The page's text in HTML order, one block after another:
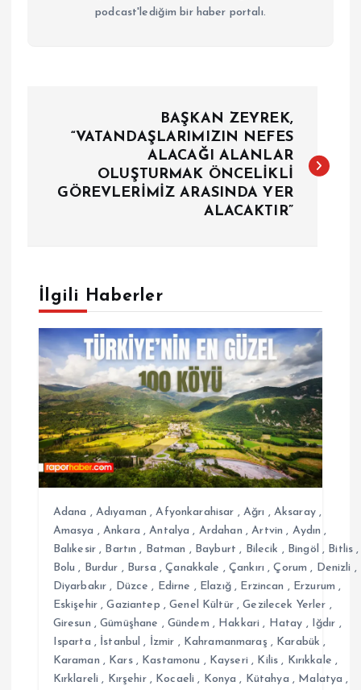
podcast'lediğim bir haber portalı.
e
z
n
m
BAŞKAN ZEYREK,
“VATANDAŞLARIMIZIN NEFES
ALACAĞI ALANLAR
OLUŞTURMAK ÖNCELİKLİ
GÖREVLERİMİZ ARASINDA YER
ALACAKTIR”
İlgili Haberler
Adana , Adıyaman ,Afyonkarahisar , Ağrı , Aksaray,
Amasya ,Ankara ,Antalya , Ardahan ,Artvin , Aydın ,
Balıkesir , Bartın , Batman , Bayburt , Bilecik , Bingöl , Bitlis ,
Bolu , Burdur , Bursa ,Çanakkale , Çankırı ,Çorum , Denizli ,
Diyarbakır , Düzce , Edirne , Elazığ, Erzincan , Erzurum ,
Eskişehir ,Gaziantep ,Genel Kültür,Gezilecek Yerler ,
Giresun ,Gümüşhane , Gündem , Hakkari , Hatay , Iğdır ,
Isparta , İstanbul , İzmir , Kahramanmaraş , Karabük ,
Karaman , Kars, Kastamonu , Kayseri , Kilis , Kırıkkale ,
Kırklareli , Kırşehir, Kocaeli , Konya , Kütahya , Malatya ,